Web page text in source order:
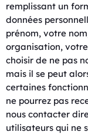
remplissant un
données
prénom, votre
organisation,
choisir de ne pas
mais il se peut
certaines
ne pourrez pas
nous contacter
utilisateurs qui ne